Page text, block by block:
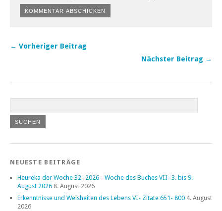
← Vorheriger Beitrag
Nächster Beitrag →
NEUESTE BEITRÄGE
Heureka der Woche 32- 2026- Woche des Buches VII- 3. bis 9.
August 2026 8. August 2026
Erkenntnisse und Weisheiten des Lebens VI- Zitate 651- 800 4. August
2026